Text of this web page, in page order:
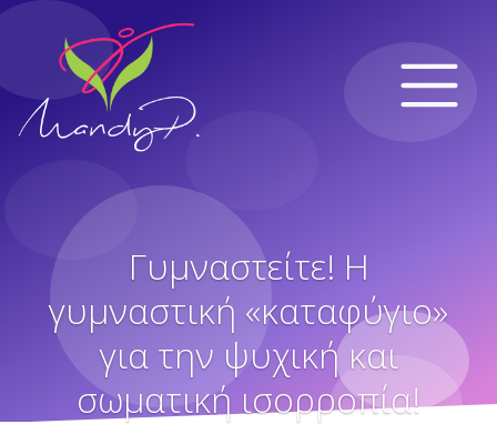
Γυμναστείτε! Η
γυμναστική «καταφύγιο»
για την ψυχική και
σωματική ισορροπία!